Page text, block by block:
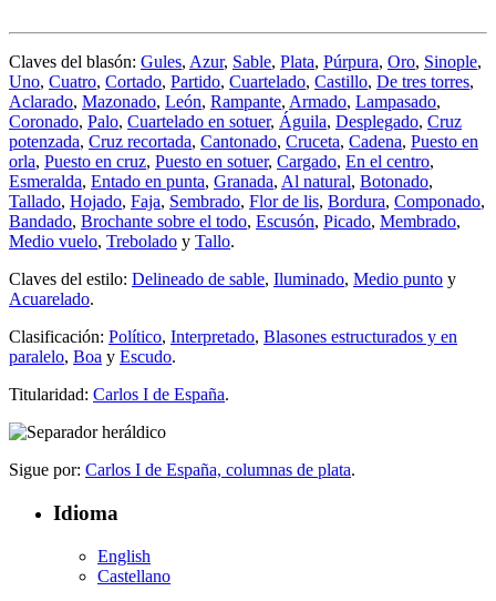
Claves del blasón: Gules, Azur, Sable, Plata, Púrpura, Oro, Sinople,
Uno, Cuatro, Cortado, Partido, Cuartelado, Castillo, De tres torres,
Aclarado, Mazonado, León, Rampante, Armado, Lampasado,
Coronado, Palo, Cuartelado en sotuer, Águila, Desplegado, Cruz
potenzada, Cruz recortada, Cantonado, Cruceta, Cadena, Puesto en
orla, Puesto en cruz, Puesto en sotuer, Cargado, En el centro,
Esmeralda, Entado en punta, Granada, Al natural, Botonado,
Tallado, Hojado, Faja, Sembrado, Flor de lis, Bordura, Componado,
Bandado, Brochante sobre el todo, Escusón, Picado, Membrado,
Medio vuelo, Trebolado y Tallo.
Claves del estilo: Delineado de sable, Iluminado, Medio punto y
Acuarelado.
Clasificación: Político, Interpretado, Blasones estructurados y en
paralelo, Boa y Escudo.
Titularidad: Carlos I de España.
Sigue por: Carlos I de España, columnas de plata.
Idioma
English
Castellano